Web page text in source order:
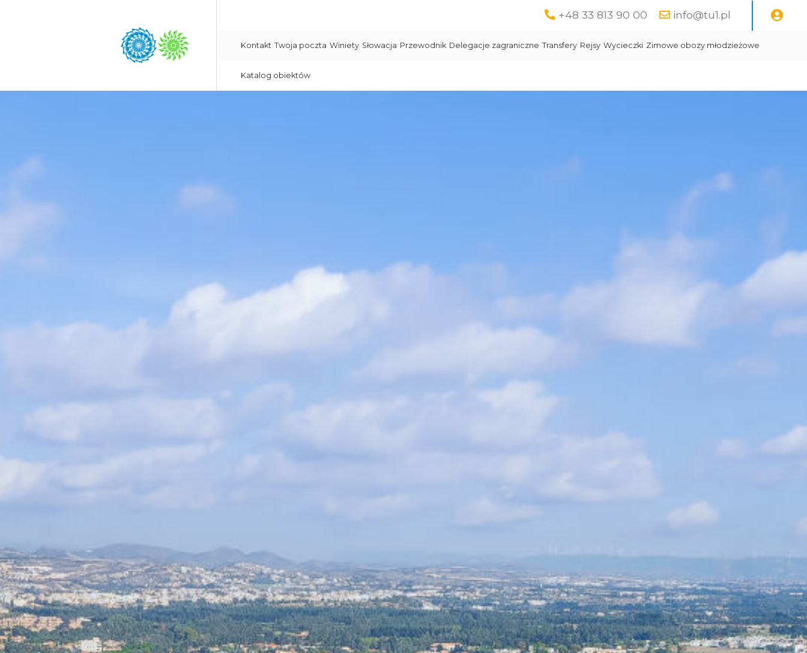
+48 33 813 90 00 info@tu1.pl
Kontakt Twoja poczta Winiety Słowacja Przewodnik Delegacje zagraniczne Transfery Rejsy Wycieczki Zimowe obozy młodzieżowe
Katalog obiektów